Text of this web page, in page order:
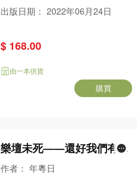
出版日期：2022年06月24日
$ 168.00
由一本供貨
購買
樂壇未死——還好我們有廣
東歌
作者：年粵日